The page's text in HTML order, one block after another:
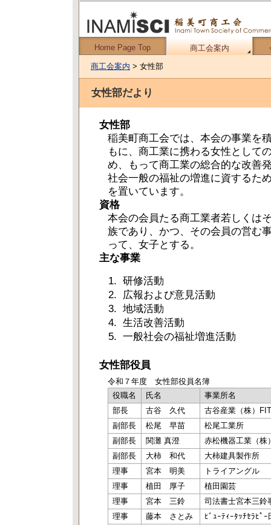
Home Page Top 商工会案内
商工会案内 > 女性部
女性部だより
女性部
稲美町商工会では、本会の事業を
もに、商工業に携わる女性として
め、もって商工業の総合的な改善
社会一般の福祉の増進に資するた
を置いています。
資格
本会の会員たる商工業者若しくは
族であり、かつ、その会員の営む
って、女子とする。
主な事業
研修活動
広報および意見活動
地域活動
生活改善活動
一般社会の福祉増進活動
女性部役員
令和７年度 女性部役員名簿
役職名
氏名
事業所名
部長
古谷 久代
古谷産業（株）
副部長
松尾 早苗
松尾工業所
副部長
関灘 真澄
赤松機器工業（株
副部長
大柿 和代
大柿建具製作所
理事
宮本 明美
トライアングル
理事
植田 厚子
植田園芸
理事
宮本 三鈴
司法書士宮本三鈴
理事
藤本 さとみ
ﾋﾞｭｰﾃｨｰﾀｯﾁｾﾗﾋﾟ